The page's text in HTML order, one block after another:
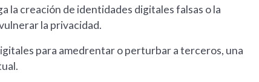
la creación de identidades digitales falsas o la
la privacidad.
para amedrentar o perturbar a terceros, una